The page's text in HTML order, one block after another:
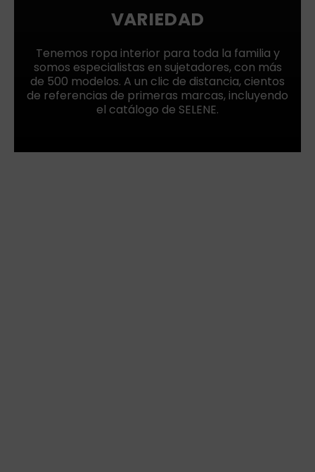
VARIEDAD
Tenemos ropa interior para toda la familia y
somos especialistas en sujetadores, con más
de 500 modelos. A un clic de distancia, cientos
de referencias de primeras marcas, incluyendo
el catálogo de SELENE.